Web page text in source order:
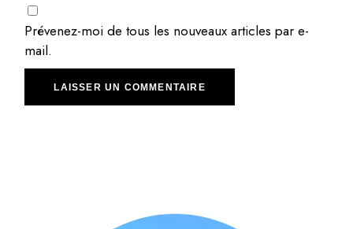
Prévenez-moi de tous les nouveaux articles par e-
mail.
LAISSER UN COMMENTAIRE